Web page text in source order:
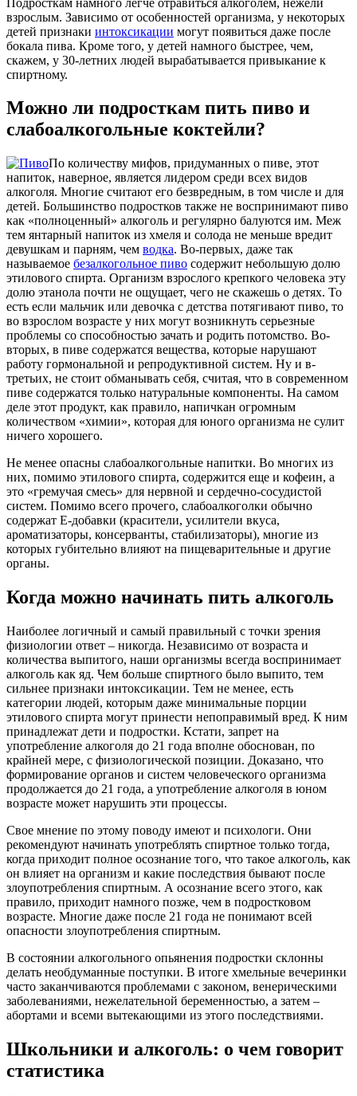
взрослым. Зависимо от особенностей организма, у некоторых
детей признаки интоксикации могут появиться даже после
бокала пива. Кроме того, у детей намного быстрее, чем,
скажем, у 30-летних людей вырабатывается привыкание к
спиртному.
Можно ли подросткам пить пиво и
слабоалкогольные коктейли?
По количеству мифов, придуманных о пиве, этот
напиток, наверное, является лидером среди всех видов
алкоголя. Многие считают его безвредным, в том числе и для
детей. Большинство подростков также не воспринимают пиво
как «полноценный» алкоголь и регулярно балуются им. Меж
тем янтарный напиток из хмеля и солода не меньше вредит
девушкам и парням, чем водка. Во-первых, даже так
называемое безалкогольное пиво содержит небольшую долю
этилового спирта. Организм взрослого крепкого человека эту
долю этанола почти не ощущает, чего не скажешь о детях. То
есть если мальчик или девочка с детства потягивают пиво, то
во взрослом возрасте у них могут возникнуть серьезные
проблемы со способностью зачать и родить потомство. Во-
вторых, в пиве содержатся вещества, которые нарушают
работу гормональной и репродуктивной систем. Ну и в-
третьих, не стоит обманывать себя, считая, что в современном
пиве содержатся только натуральные компоненты. На самом
деле этот продукт, как правило, напичкан огромным
количеством «химии», которая для юного организма не сулит
ничего хорошего.
Не менее опасны слабоалкогольные напитки. Во многих из
них, помимо этилового спирта, содержится еще и кофеин, а
это «гремучая смесь» для нервной и сердечно-сосудистой
систем. Помимо всего прочего, слабоалкоголки обычно
содержат Е-добавки (красители, усилители вкуса,
ароматизаторы, консерванты, стабилизаторы), многие из
которых губительно влияют на пищеварительные и другие
органы.
Когда можно начинать пить алкоголь
Наиболее логичный и самый правильный с точки зрения
физиологии ответ – никогда. Независимо от возраста и
количества выпитого, наши организмы всегда воспринимает
алкоголь как яд. Чем больше спиртного было выпито, тем
сильнее признаки интоксикации. Тем не менее, есть
категории людей, которым даже минимальные порции
этилового спирта могут принести непоправимый вред. К ним
принадлежат дети и подростки. Кстати, запрет на
употребление алкоголя до 21 года вполне обоснован, по
крайней мере, с физиологической позиции. Доказано, что
формирование органов и систем человеческого организма
продолжается до 21 года, а употребление алкоголя в юном
возрасте может нарушить эти процессы.
Свое мнение по этому поводу имеют и психологи. Они
рекомендуют начинать употреблять спиртное только тогда,
когда приходит полное осознание того, что такое алкоголь, как
он влияет на организм и какие последствия бывают после
злоупотребления спиртным. А осознание всего этого, как
правило, приходит намного позже, чем в подростковом
возрасте. Многие даже после 21 года не понимают всей
опасности злоупотребления спиртным.
В состоянии алкогольного опьянения подростки склонны
делать необдуманные поступки. В итоге хмельные вечеринки
часто заканчиваются проблемами с законом, венерическими
заболеваниями, нежелательной беременностью, а затем –
абортами и всеми вытекающими из этого последствиями.
Школьники и алкоголь: о чем говорит
статистика